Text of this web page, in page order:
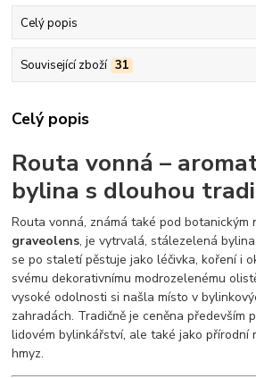
Celý popis
Související zboží 31
Celý popis
Routa vonná –
bylina s dlouhou
Routa vonná, známá také pod botanickým
graveolens, je vytrvalá, stálezelená
se po staletí pěstuje jako léčivka, koření i
svému dekorativnímu modrozelenému
vysoké odolnosti si našla místo v
zahradách. Tradičně je ceněna především
lidovém bylinkářství, ale také jako přírodní
hmyz.